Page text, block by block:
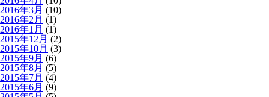
2016年3月 (10)
2016年2月 (1)
2016年1月 (1)
2015年12月 (2)
2015年10月 (3)
2015年9月 (6)
2015年8月 (5)
2015年7月 (4)
2015年6月 (9)